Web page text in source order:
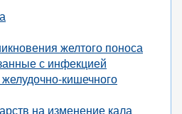
желтого поноса
с инфекцией
кишечного
на изменение кала